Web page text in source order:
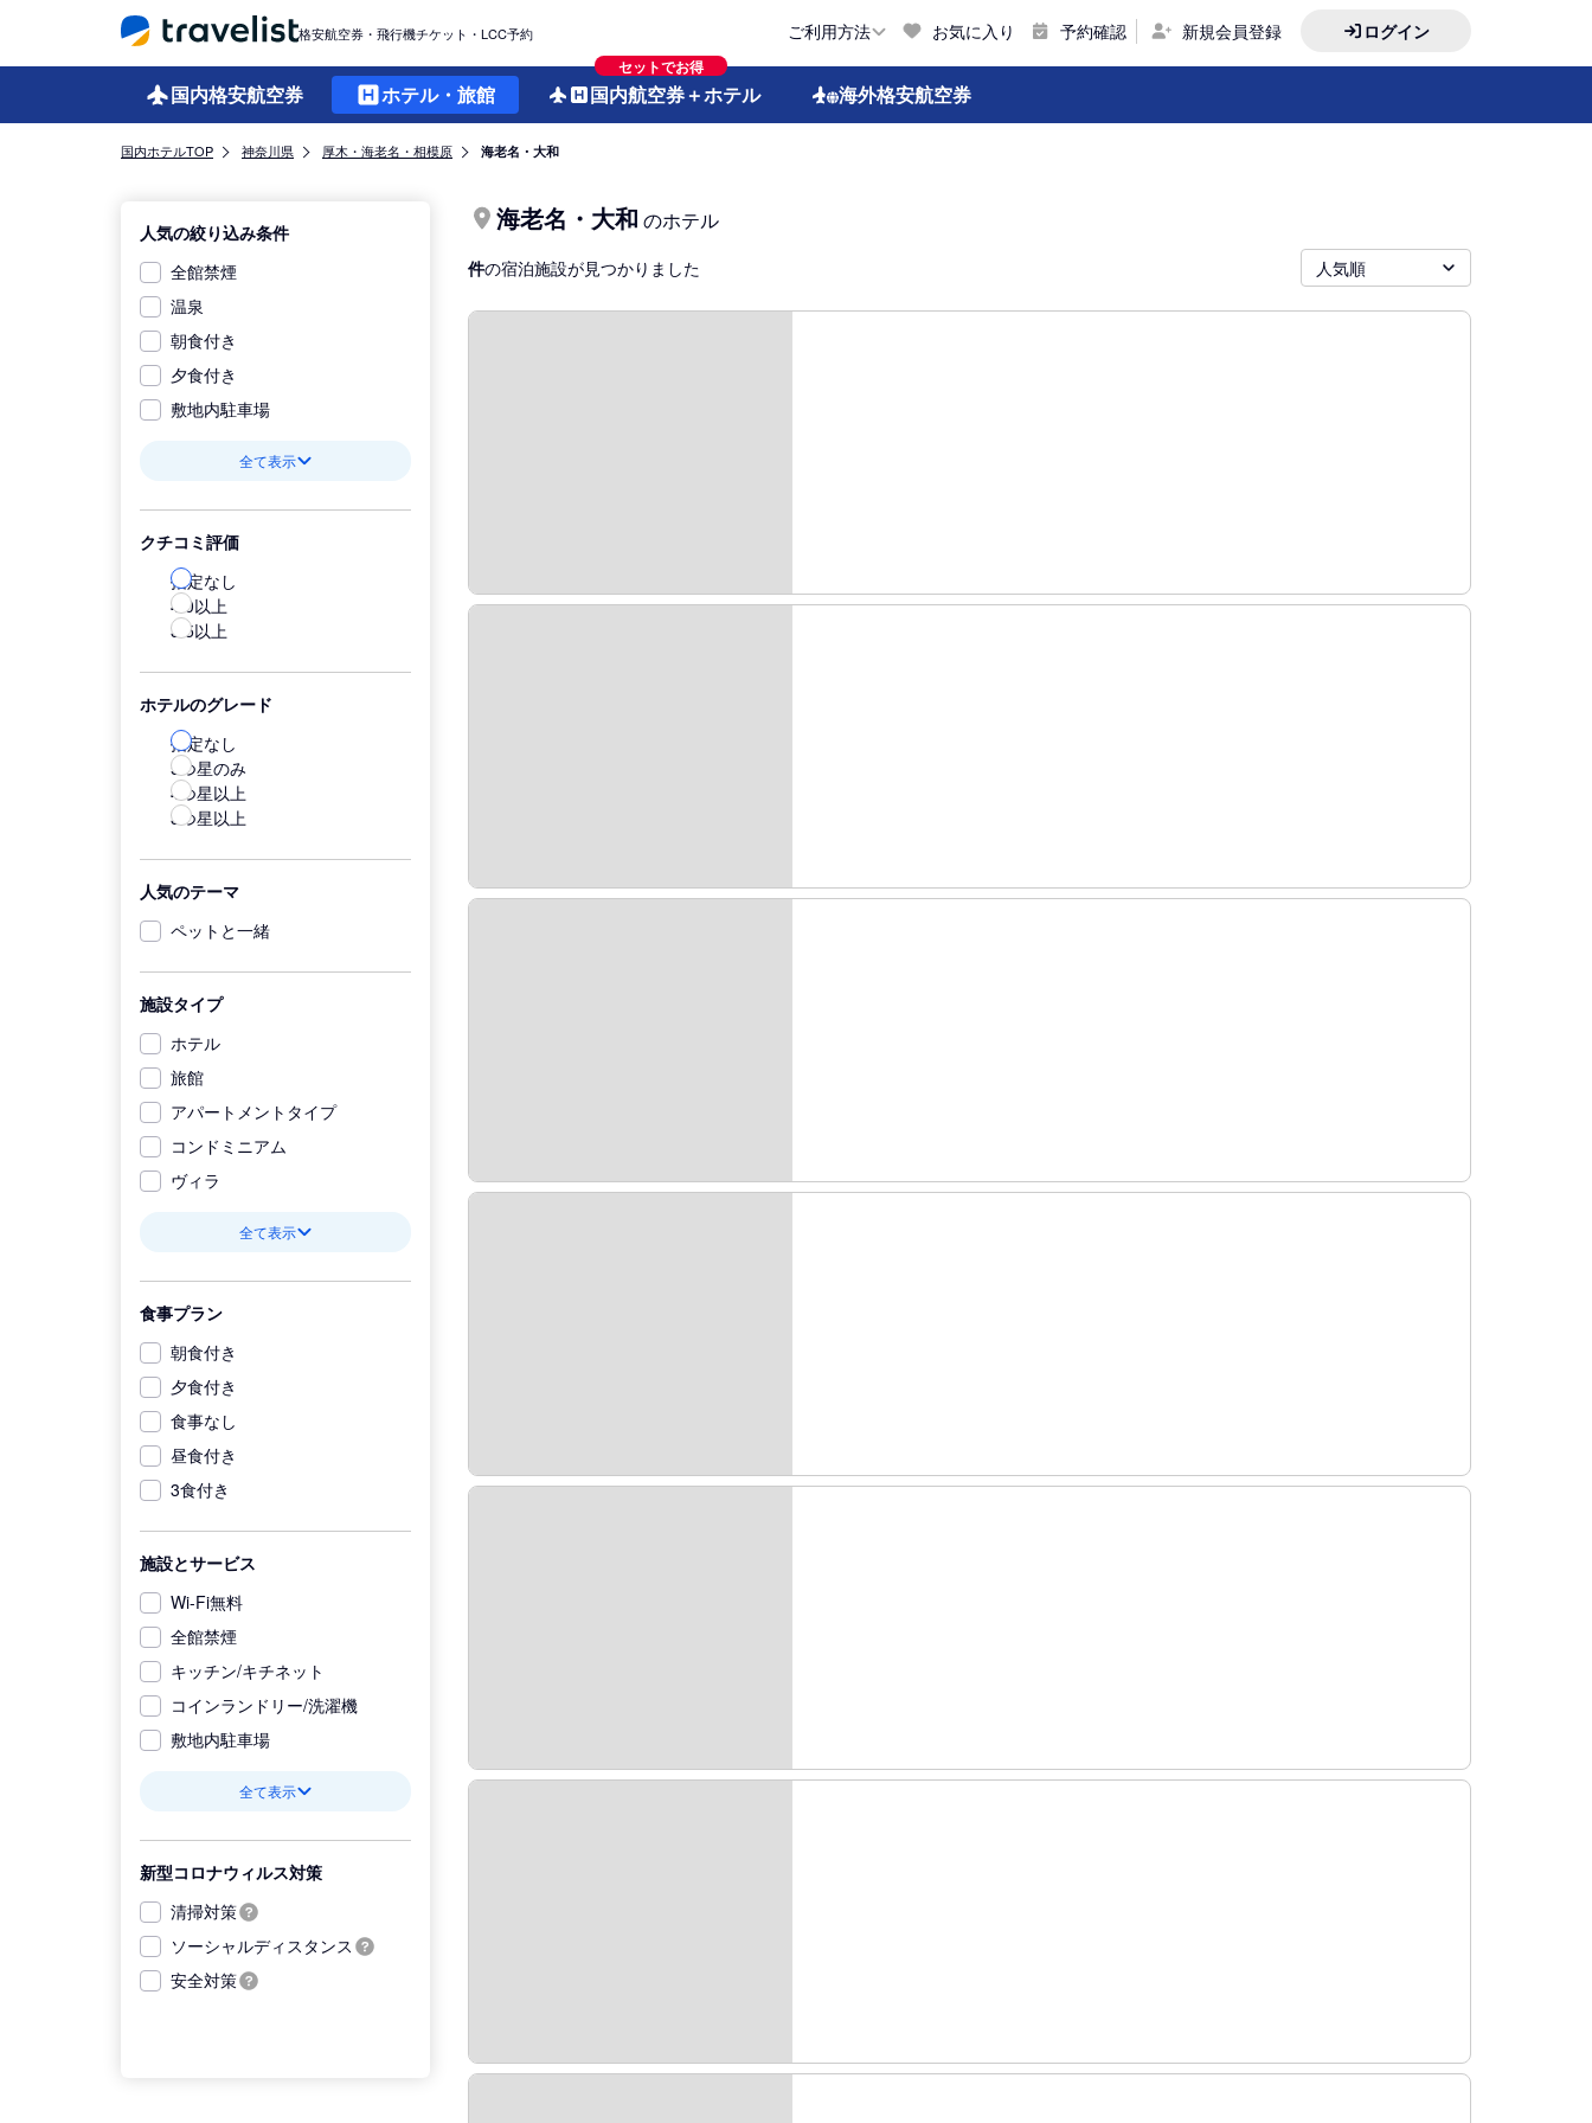
格安航空券・飛行機チケット・LCC予約 ご利用方法 お気に入り 予約確認 新規会員登録 ログイン
国内格安航空券 ホテル・旅館
セットでお得
国内航空券＋ホテル 海外格安航空券
国内ホテルTOP 神奈川県 厚木・海老名・相模原 海老名・大和
人気の絞り込み条件
全館禁煙
温泉
朝食付き
夕食付き
敷地内駐車場
全て表示
クチコミ評価
指定なし
4.0以上
3.5以上
ホテルのグレード
指定なし
5つ星のみ
4つ星以上
3つ星以上
人気のテーマ
ペットと一緒
施設タイプ
ホテル
旅館
アパートメントタイプ
コンドミニアム
ヴィラ
全て表示
食事プラン
朝食付き
夕食付き
食事なし
昼食付き
3食付き
施設とサービス
Wi-Fi無料
全館禁煙
キッチン/キチネット
コインランドリー/洗濯機
敷地内駐車場
全て表示
新型コロナウィルス対策
清掃対策
ソーシャルディスタンス
安全対策
海老名・大和 のホテル
件の宿泊施設が見つかりました 人気順